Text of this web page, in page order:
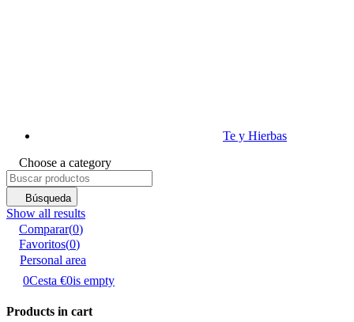
Te y Hierbas
Choose a category
Búsqueda
Show all results
Comparar(0)
Favoritos(0)
Personal area
0Cesta €0is empty
Products in cart